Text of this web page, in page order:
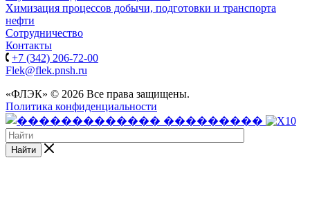
Химизация процессов добычи, подготовки и транспорта
нефти
Сотрудничество
Контакты
+7 (342) 206-72-00
Flek@flek.pnsh.ru
«ФЛЭК» © 2026 Все права защищены.
Политика конфиденциальности
Найти